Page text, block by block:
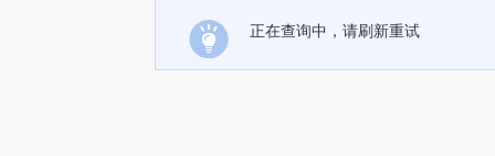
正在查询中，请刷新重试